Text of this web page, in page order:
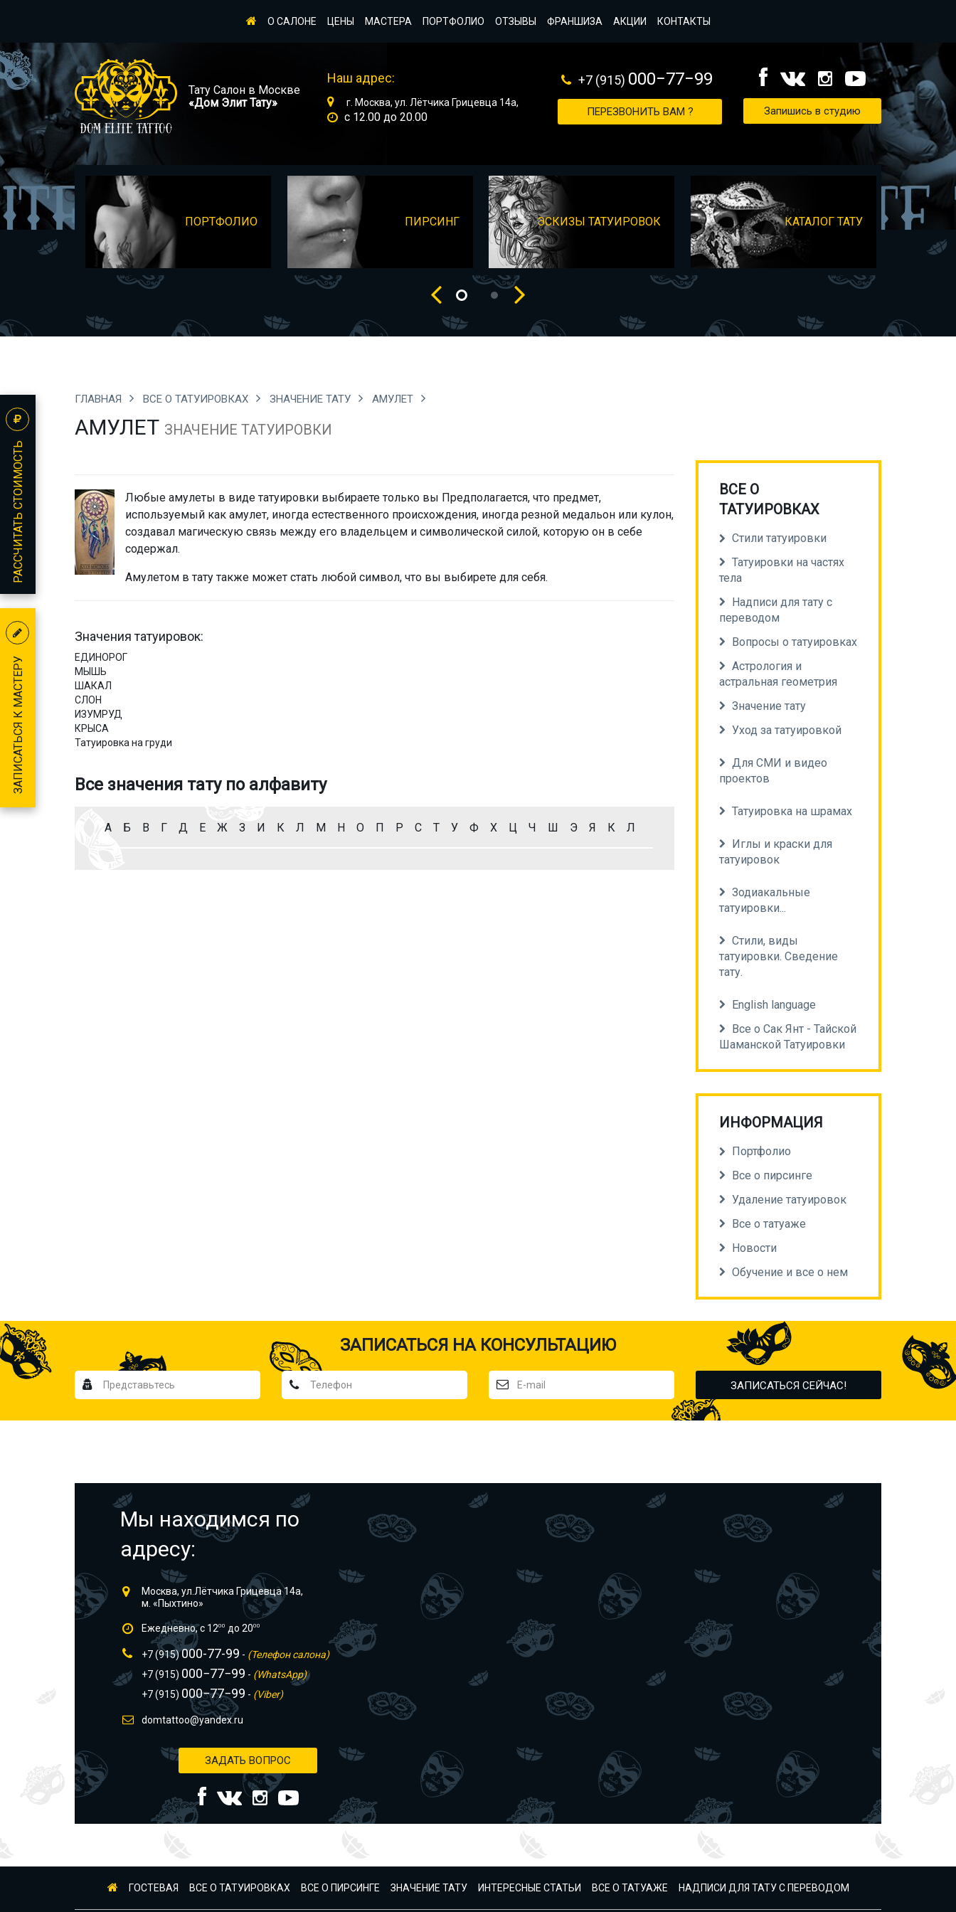
О САЛОНЕ ЦЕНЫ МАСТЕРА ПОРТФОЛИО ОТЗЫВЫ ФРАНШИЗА АКЦИИ КОНТАКТЫ
Тату Салон в Москве
«Дом Элит Тату»
Наш адрес:
г. Москва, ул. Лётчика Грицевца 14а,
с 12.00 до 20.00
+7 (915) 000−77−99
ПЕРЕЗВОНИТЬ ВАМ ? Запишись в студию
ПОРТФОЛИО ПИРСИНГ ЭСКИЗЫ ТАТУИРОВОК КАТАЛОГ ТАТУ
ГЛАВНАЯ ВСЕ О ТАТУИРОВКАХ ЗНАЧЕНИЕ ТАТУ АМУЛЕТ
АМУЛЕТ ЗНАЧЕНИЕ ТАТУИРОВКИ
Любые амулеты в виде татуировки выбираете только вы Предполагается, что предмет,
используемый как амулет, иногда естественного происхождения, иногда резной медальон или кулон,
создавал магическую связь между его владельцем и символической силой, которую он в себе
содержал.
Амулетом в тату также может стать любой символ, что вы выбирете для себя.
Значения татуировок:
ЕДИНОРОГ
МЫШЬ
ШАКАЛ
СЛОН
ИЗУМРУД
КРЫСА
Татуировка на груди
Все значения тату по алфавиту
А Б В Г Д Е Ж З И К Л М Н О П Р С Т У Ф Х Ц Ч Ш Э Я К Л
ВСЕ О
ТАТУИРОВКАХ
Стили татуировки
Татуировки на частях
тела
Надписи для тату с
переводом
Вопросы о татуировках
Астрология и
астральная геометрия
Значение тату
Уход за татуировкой
Для СМИ и видео
проектов
Татуировка на шрамах
Иглы и краски для
татуировок
Зодиакальные
татуировки...
Стили, виды
татуировки. Сведение
тату.
English language
Все о Сак Янт - Тайской
Шаманской Татуировки
ИНФОРМАЦИЯ
Портфолио
Все о пирсинге
Удаление татуировок
Все о татуаже
Новости
Обучение и все о нем
ЗАПИСАТЬСЯ НА КОНСУЛЬТАЦИЮ
Мы находимся по
адресу:
Москва, ул.Лётчика Грицевца 14а,
м. «Пыхтино»
Ежедневно, с 1200 до 2000
+7 (915)000-77-99 - (Телефон салона)
+7 (915) 000−77−99 - (WhatsApp)
+7 (915) 000−77−99 - (Viber)
domtattoo@yandex.ru
ЗАДАТЬ ВОПРОС
ГОСТЕВАЯ ВСЕ О ТАТУИРОВКАХ ВСЕ О ПИРСИНГЕ ЗНАЧЕНИЕ ТАТУ ИНТЕРЕСНЫЕ СТАТЬИ ВСЕ О ТАТУАЖЕ НАДПИСИ ДЛЯ ТАТУ С ПЕРЕВОДОМ
РАССЧИТАТЬ СТОИМОСТЬ
ЗАПИСАТЬСЯ К МАСТЕРУ